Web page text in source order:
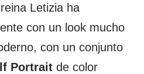
Letizia ha
con un look mucho
con un conjunto
Portrait de color